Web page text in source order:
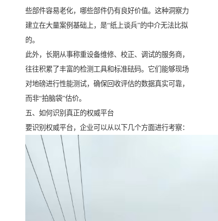
些部件容易老化，哪些部件仍有良好价值。这种洞察力
建立在大量案例基础上，是“纸上谈兵”的中介无法比拟
的。
此外，长期从事称重设备维修、校正、调试的服务商，
往往积累了丰富的检测工具和标准砝码。它们能够现场
对地磅进行性能测试，确保回收评估的数据真实可靠，
而非“拍脑袋”估价。
五、如何识别真正的权威平台
要识别权威平台，企业可以从以下几个方面进行考察：